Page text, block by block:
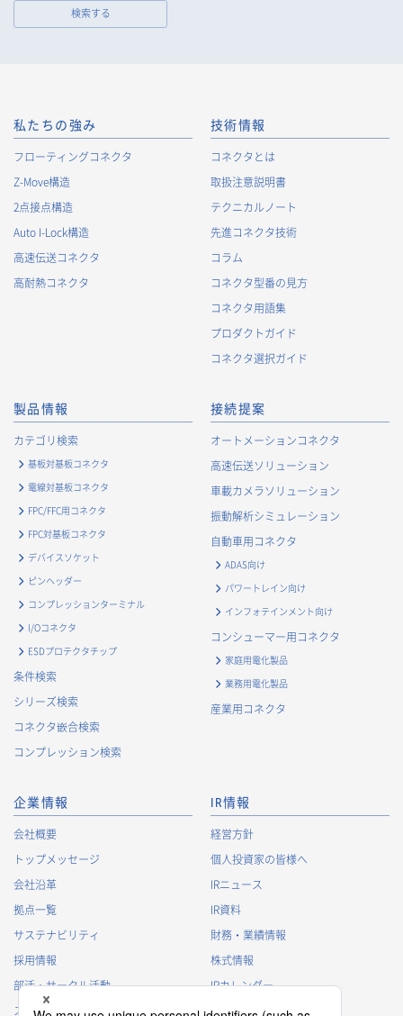
検索する
私たちの強み
フローティングコネクタ
Z-Move構造
2点接点構造
Auto I-Lock構造
高速伝送コネクタ
高耐熱コネクタ
技術情報
コネクタとは
取扱注意説明書
テクニカルノート
先進コネクタ技術
コラム
コネクタ型番の見方
コネクタ用語集
プロダクトガイド
コネクタ選択ガイド
製品情報
カテゴリ検索
基板対基板コネクタ
電線対基板コネクタ
FPC/FFC用コネクタ
FPC対基板コネクタ
デバイスソケット
ピンヘッダー
コンプレッションターミナル
I/Oコネクタ
ESDプロテクタチップ
条件検索
シリーズ検索
コネクタ嵌合検索
コンプレッション検索
接続提案
オートメーションコネクタ
高速伝送ソリューション
車載カメラソリューション
振動解析シミュレーション
自動車用コネクタ
ADAS向け
パワートレイン向け
インフォテインメント向け
コンシューマー用コネクタ
家庭用電化製品
業務用電化製品
産業用コネクタ
企業情報
会社概要
トップメッセージ
会社沿革
拠点一覧
サステナビリティ
採用情報
部活・サークル活動
スポンサー活動
IR情報
経営方針
個人投資家の皆様へ
IRニュース
IR資料
財務・業績情報
株式情報
IRカレンダー
IRに関するよくあるご質問